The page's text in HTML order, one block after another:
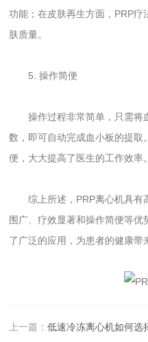
功能；在皮肤再生方面，PRP
肤质量。
5. 操作简便
操作过程非常简单，只需将
数，即可自动完成血小板的提
便，大大提高了医生的工作效率。
综上所述，PRP离心机具有
围广、疗效显著和操作简便等优
了广泛的应用，为患者的健康带
上一篇：低速冷冻离心机如何选